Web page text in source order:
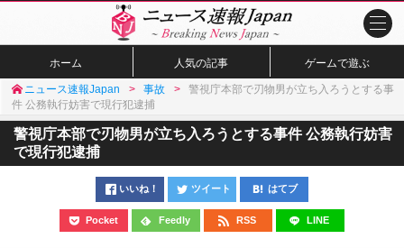
ホーム 人気の記事 ゲームで遊ぶ
ニュース速報Japan 事故
警視庁本部で刃物男が立ち入ろうとする事
件 公務執行妨害で現行犯逮捕
警視庁本部で刃物男が立ち入ろうとする事件 公務執行妨害
で現行犯逮捕
いいね！ ツイート はてブ
Pocket Feedly RSS LINE